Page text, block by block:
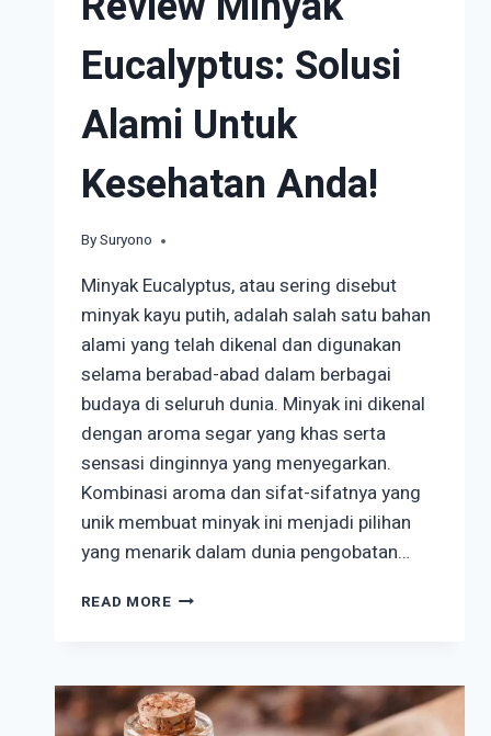
Eucalyptus: Solusi
Alami Untuk
Kesehatan Anda!
BySuryono
August 30, 2023
Minyak Eucalyptus, atau sering disebut
minyak kayu putih, adalah salah satu bahan
alami yang telah dikenal dan digunakan
selama berabad-abad dalam berbagai
budaya di seluruh dunia. Minyak ini dikenal
dengan aroma segar yang khas serta
sensasi dinginnya yang menyegarkan.
Kombinasi aroma dan sifat-sifatnya yang
unik membuat minyak ini menjadi pilihan
yang menarik dalam dunia pengobatan…
READ MOREREVIEW
ALAMI
UNTUK